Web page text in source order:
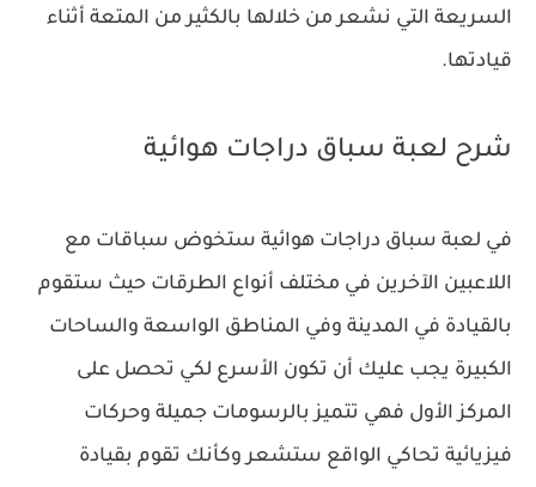
السريعة التي نشعر من خلالها بالكثير من المتعة أثناء
قيادتها.
شرح لعبة سباق دراجات هوائية
‏في لعبة سباق دراجات هوائية ستخوض سباقات مع
اللاعبين الآخرين في مختلف أنواع الطرقات حيث ستقوم
بالقيادة في المدينة وفي المناطق الواسعة والساحات
الكبيرة يجب عليك أن تكون الأسرع لكي تحصل على
المركز الأول فهي تتميز بالرسومات جميلة وحركات
فيزيائية تحاكي الواقع ستشعر وكأنك تقوم بقيادة